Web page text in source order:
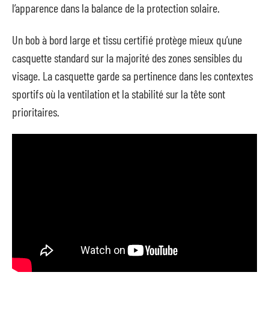
l’apparence dans la balance de la protection solaire.
Un bob à bord large et tissu certifié protège mieux qu’une
casquette standard sur la majorité des zones sensibles du
visage. La casquette garde sa pertinence dans les contextes
sportifs où la ventilation et la stabilité sur la tête sont
prioritaires.